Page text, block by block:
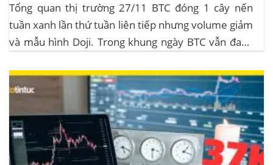
Tổng quan thị trường 27/11 BTC đóng 1 cây nến
tuần xanh lần thứ tuần liên tiếp nhưng volume giảm
và mẫu hình Doji. Trong khung ngày BTC vẫn đang
triệu đô Stablecoin bị rút khỏi các sàn giao dịch...